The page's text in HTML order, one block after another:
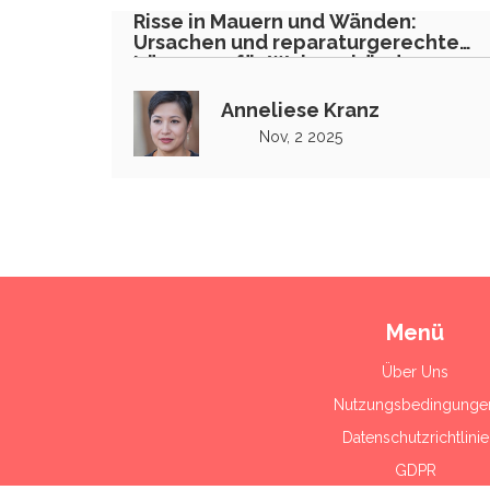
Risse in Mauern und Wänden:
Ursachen und reparaturgerechte
Lösungen für Wohngebäude
Anneliese Kranz
Nov, 2 2025
Menü
Über Uns
Datenschutzrichtlinie
GDPR